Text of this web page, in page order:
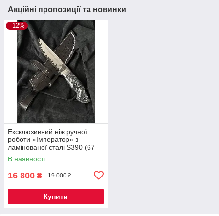
Акційні пропозиції та новинки
–12%
Ексклюзивний ніж ручної
роботи «Імператор» з
ламінованої сталі S390 (67
HRC), руків'я гібрид карбону,
шкіряний чохол
В наявності
16 800 ₴ 19 000 ₴
Купити